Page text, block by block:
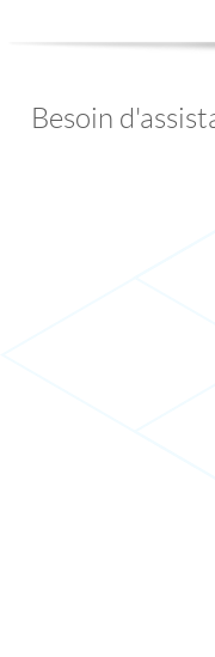
Besoin